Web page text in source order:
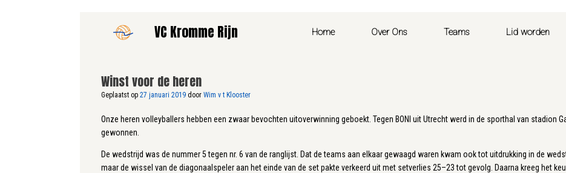
VC Kromme Rijn Home Over Ons Teams Lid worden
Winst voor de heren
Geplaatst op 27 januari 2019 door Wim v t Klooster
Onze heren volleyballers hebben een zwaar bevochten uitoverwinning geboekt. Tegen BONI uit Utrecht werd in de sporthal van stadion
gewonnen.
De wedstrijd was de nummer 5 tegen nr. 6 van de ranglijst. Dat de teams aan elkaar gewaagd waren kwam ook tot uitdrukking in de
maar de wissel van de diagonaalspeler aan het einde van de set pakte verkeerd uit met setverlies 25–23 tot gevolg. Daarna kreeg het